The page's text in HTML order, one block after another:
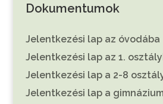
Dokumentumok
Jelentkezési lap az óvodába
Jelentkezési lap az 1.
Jelentkezési lap a 2-8
Jelentkezési lap a